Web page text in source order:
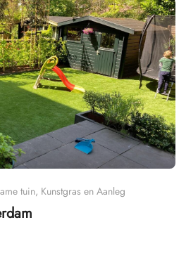
tuin, Kunstgras en Aanleg